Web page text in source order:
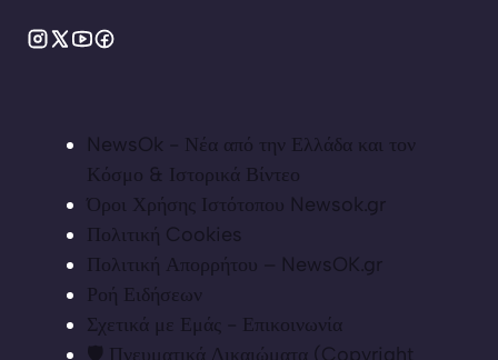
NewsOk - Νέα από την Ελλάδα και τον
Κόσμο & Ιστορικά Βίντεο
Όροι Χρήσης Ιστότοπου Newsok.gr
Πολιτική Cookies
Πολιτική Απορρήτου – NewsOK.gr
Ροή Ειδήσεων
Σχετικά με Εμάς - Επικοινωνία
🛡️ Πνευματικά Δικαιώματα (Copyright